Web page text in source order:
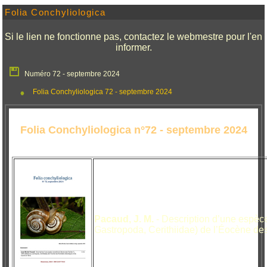
Folia Conchyliologica
Si le lien ne fonctionne pas, contactez le webmestre pour l'en
informer.
Numéro 72 - septembre 2024
Folia Conchyliologica 72 - septembre 2024
Folia Conchyliologica n°72 - septembre 2024
Pacaud, J. M. - Description d’une
Gastropoda, Cerithiidae) de l’Éocène